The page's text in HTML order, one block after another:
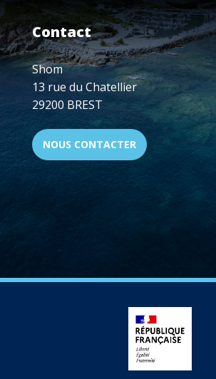
Contact
Shom
13 rue du Chatellier
29200 BREST
NOUS CONTACTER